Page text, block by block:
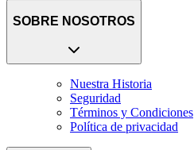
SOBRE NOSOTROS
Nuestra Historia
Seguridad
Términos y Condiciones
Política de privacidad